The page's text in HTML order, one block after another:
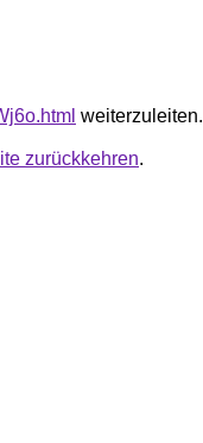
weiterzuleiten.
zurückkehren.